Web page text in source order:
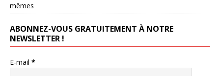
mêmes
ABONNEZ-VOUS GRATUITEMENT À NOTRE
NEWSLETTER !
E-mail *